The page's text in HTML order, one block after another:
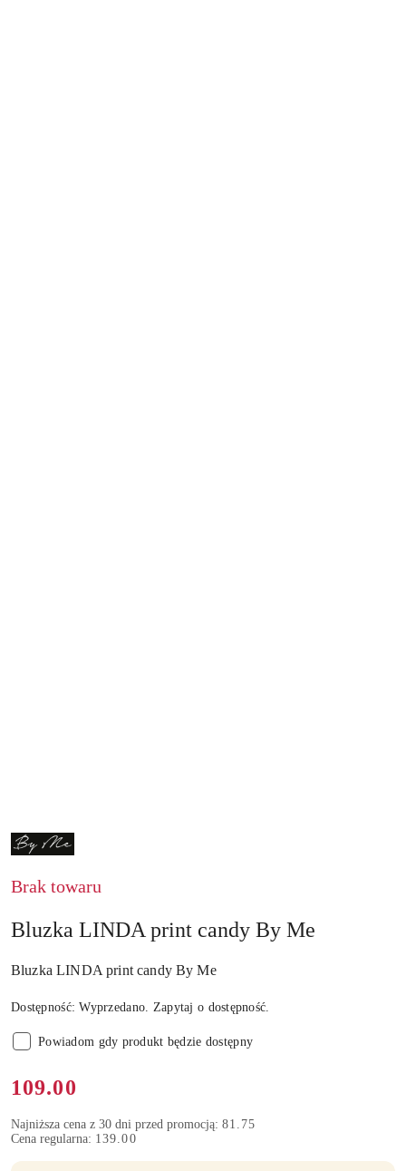
NAZWA
PRODUCENTA:
Brak towaru
Bluzka LINDA print candy By Me
Bluzka LINDA print candy By Me
Dostępność:Wyprzedano. Zapytaj o dostępność.
Powiadom gdy produkt będzie dostępny
Cena:
109.00
Najniższa cena z 30 dni przed promocją: 81.75
Cena regularna: 139.00